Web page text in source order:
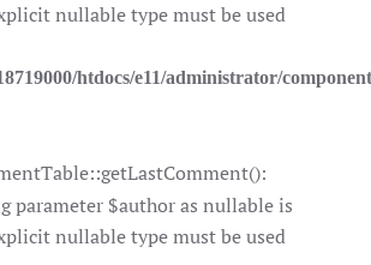
nullable type must be used
htdocs/e11/administrator/
parameter $author as nullable is
nullable type must be used